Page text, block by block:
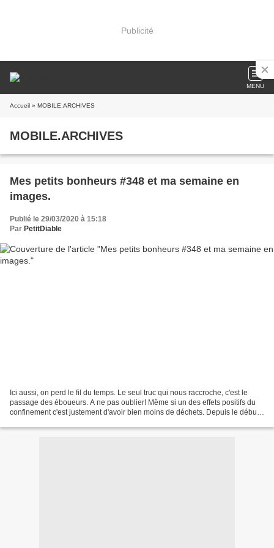
Publicité
MENU
Accueil » MOBILE.ARCHIVES
MOBILE.ARCHIVES
Mes petits bonheurs #348 et ma semaine en
images.
Publié le 29/03/2020 à 15:18
Par PetitDiable
Ici aussi, on perd le fil du temps. Le seul truc qui nous raccroche, c'est le
passage des éboueurs. A ne pas oublier! Même si un des effets positifs du
confinement c'est justement d'avoir bien moins de déchets. Depuis le début,